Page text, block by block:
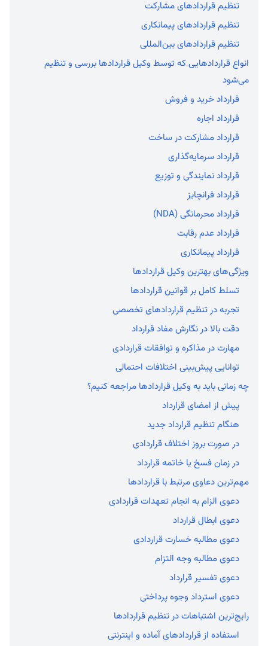
تنظیم قراردادهای مشارکت
تنظیم قراردادهای پیمانکاری
تنظیم قراردادهای بین‌المللی
انواع قراردادهایی که توسط وکیل قراردادها بررسی و تنظیم
می‌شود
قرارداد خرید و فروش
قرارداد اجاره
قرارداد مشارکت در ساخت
قرارداد سرمایه‌گذاری
قرارداد نمایندگی و توزیع
قرارداد فرانچایز
قرارداد محرمانگی (NDA)
قرارداد عدم رقابت
قرارداد پیمانکاری
ویژگی‌های بهترین وکیل قراردادها
تسلط کامل بر قوانین قراردادها
تجربه در تنظیم قراردادهای تخصصی
دقت بالا در نگارش مفاد قرارداد
مهارت در مذاکره و توافقات قراردادی
توانایی پیش‌بینی اختلافات احتمالی
چه زمانی باید به وکیل قراردادها مراجعه کنیم؟
پیش از امضای قرارداد
هنگام تنظیم قرارداد جدید
در صورت بروز اختلاف قراردادی
در زمان فسخ یا خاتمه قرارداد
مهم‌ترین دعاوی مرتبط با قراردادها
دعوی الزام به انجام تعهدات قراردادی
دعوی ابطال قرارداد
دعوی مطالبه خسارت قراردادی
دعوی مطالبه وجه التزام
دعوی تفسیر قرارداد
دعوی استرداد وجوه پرداختی
رایج‌ترین اشتباهات در تنظیم قراردادها
استفاده از قراردادهای آماده و اینترنتی